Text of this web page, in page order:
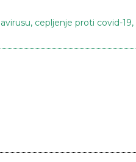
, cepljenje proti covid-19,